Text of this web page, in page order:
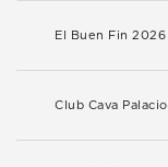
El Buen Fin 2026
Club Cava Palacio